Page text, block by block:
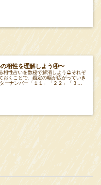
相性を理解しよう④〜
相性占いを数秘で解消しよう🔮それぞ
おくことで、鑑定の幅が広がっていき
ーナンバー「１１」「２２」「３